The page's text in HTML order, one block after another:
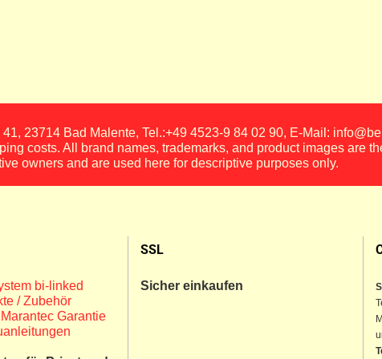
23714 Bad Malente, Tel.:+49 4523-9 84 02 90, E-Mail:
costs. All brand names, trademarks, and product images are
owners and are used here for descriptive purposes only.
bi-linked
/ Zubehör
Marantec Garantie
SSL
Sicher einkaufen